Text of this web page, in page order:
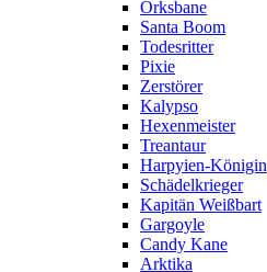
Orksbane
Santa Boom
Todesritter
Pixie
Zerstörer
Kalypso
Hexenmeister
Treantaur
Harpyien-Königin
Schädelkrieger
Kapitän Weißbart
Gargoyle
Candy Kane
Arktika